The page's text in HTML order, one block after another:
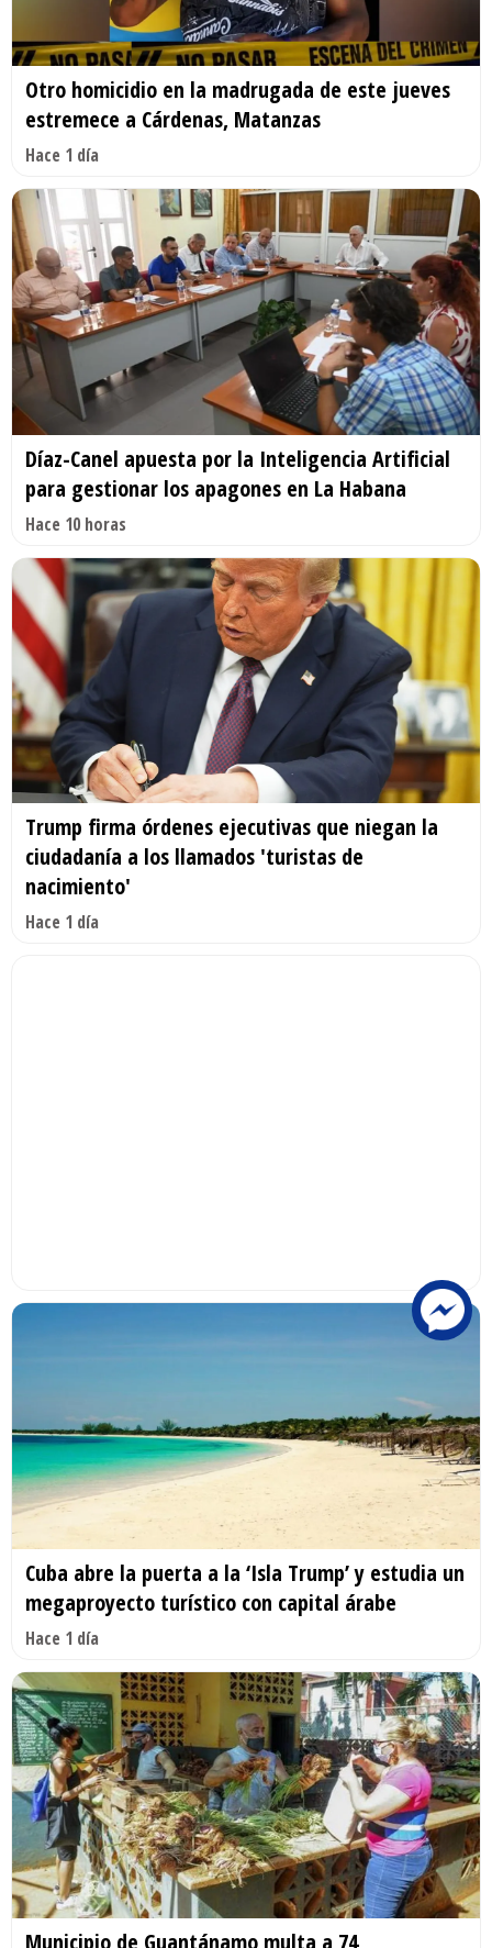
Otro homicidio en la madrugada de este jueves
estremece a Cárdenas, Matanzas
Hace 1 día
Díaz-Canel apuesta por la Inteligencia Artificial
para gestionar los apagones en La Habana
Hace 10 horas
Trump firma órdenes ejecutivas que niegan la
ciudadanía a los llamados 'turistas de
nacimiento'
Hace 1 día
Cuba abre la puerta a la ‘Isla Trump’ y estudia un
megaproyecto turístico con capital árabe
Hace 1 día
Municipio de Guantánamo multa a 74